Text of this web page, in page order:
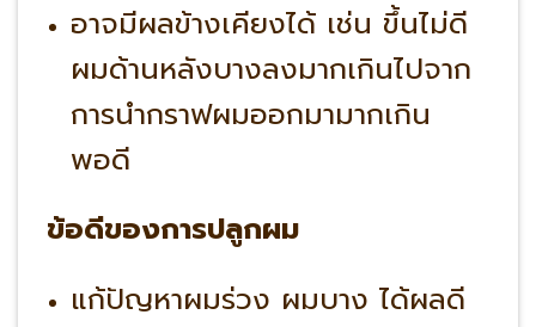
อาจมีผลข้างเคียงได้ เช่น ขึ้นไม่ดี
ผมด้านหลังบางลงมากเกินไปจาก
การนำกราฟผมออกมามากเกิน
พอดี
ข้อดีของการปลูกผม
แก้ปัญหาผมร่วง ผมบาง ได้ผลดี